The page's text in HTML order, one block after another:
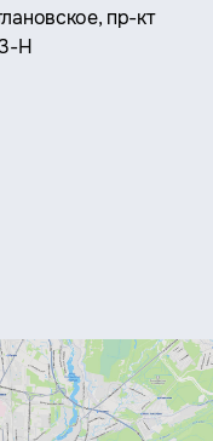
пр-кт
Н